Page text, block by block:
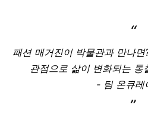
“
패션 매거진이 박물관과 만나
관점으로 삶이 변화되는 통
- 팀 온큐레
”